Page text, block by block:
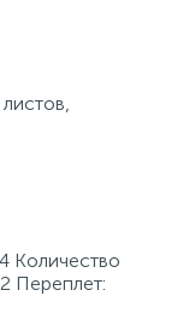
Количество
Переплет: